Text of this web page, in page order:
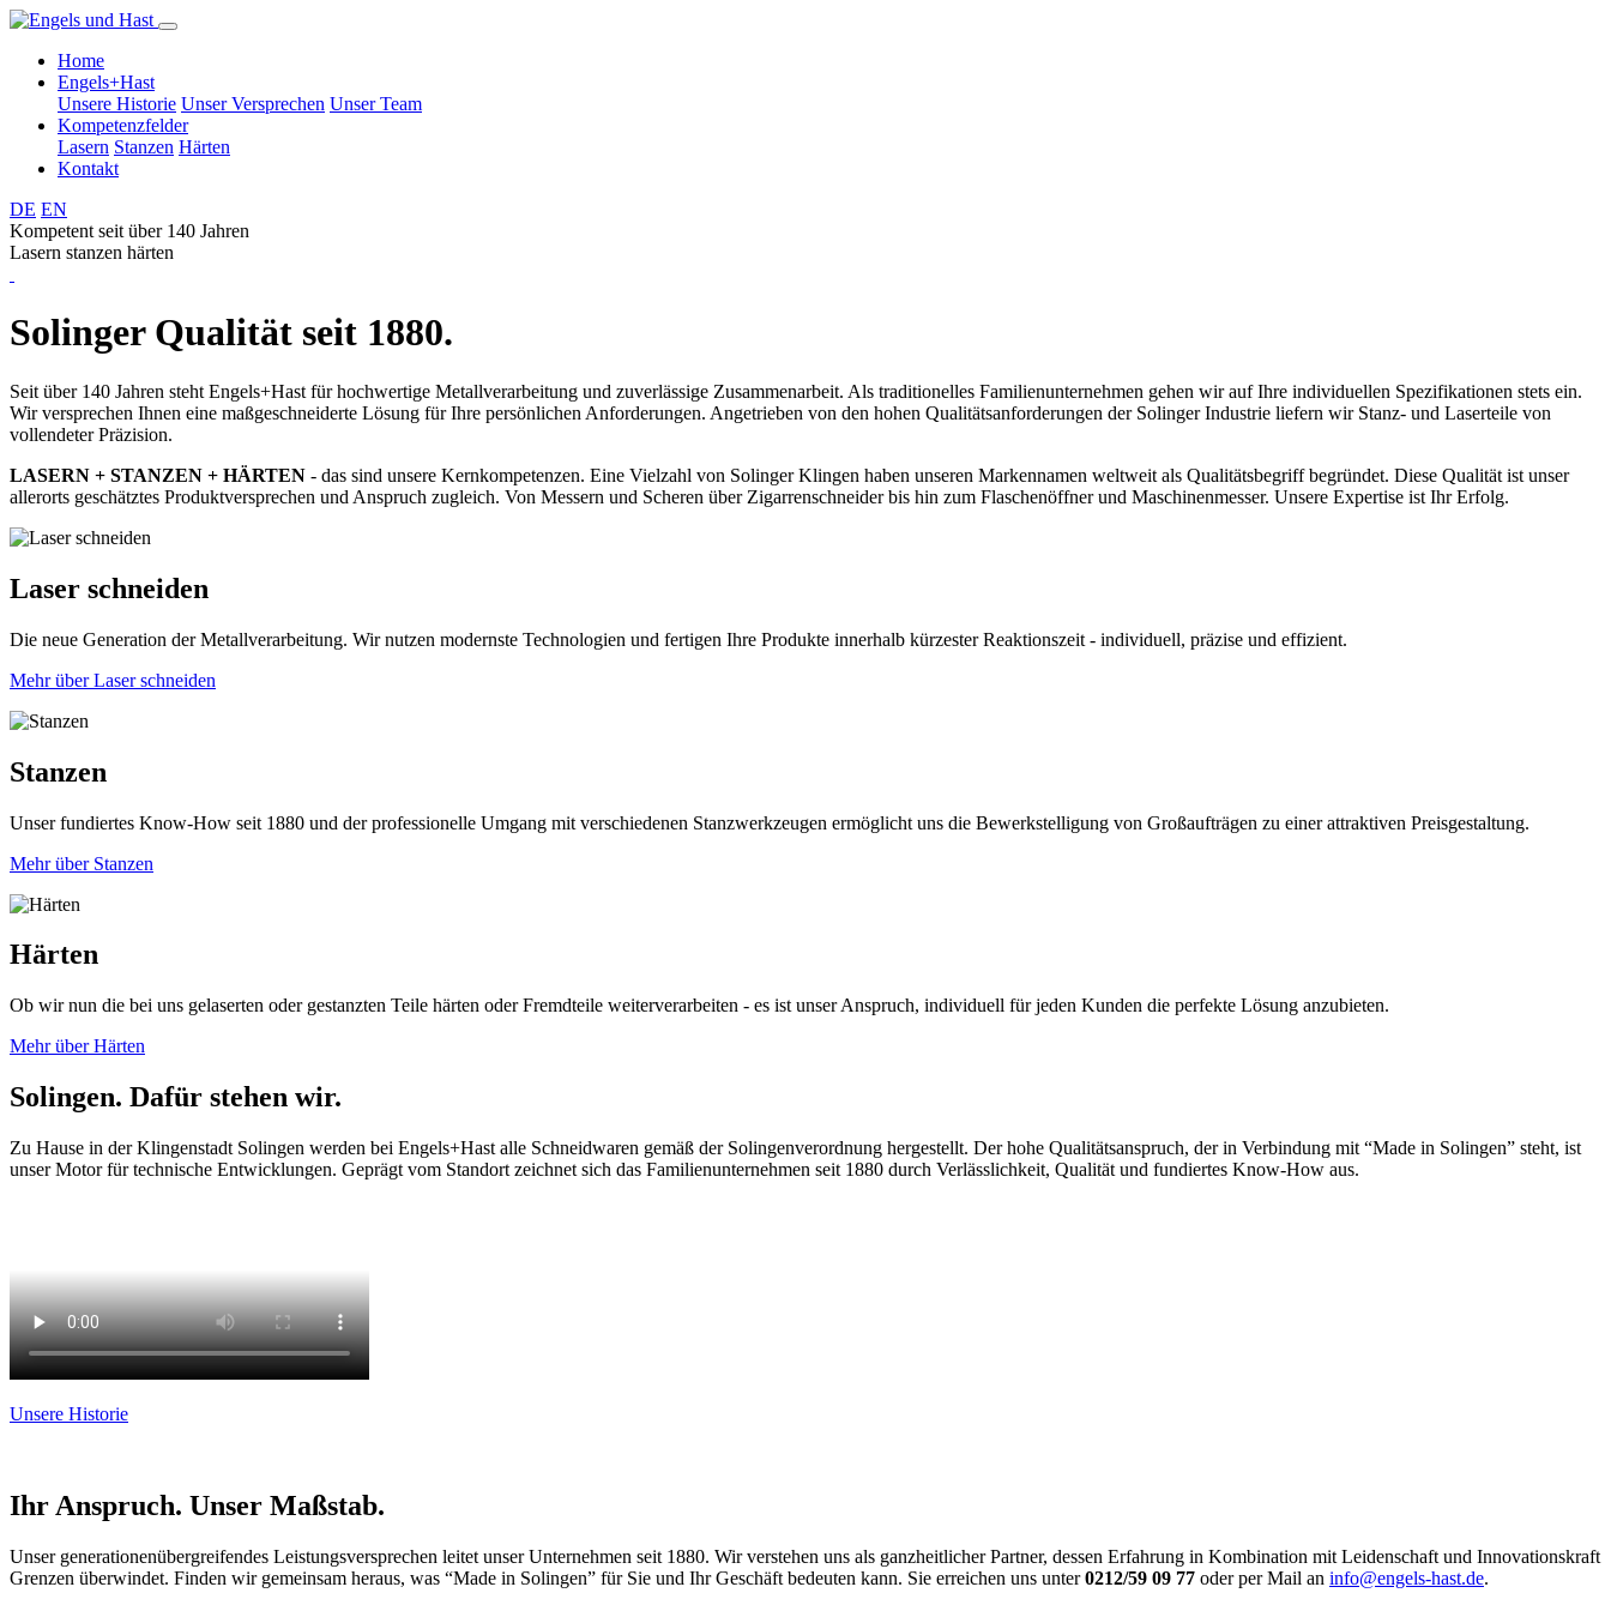
Home
Engels+Hast
Unsere Historie Unser Versprechen Unser Team
Kompetenzfelder
Lasern Stanzen Härten
Kontakt
DE EN
Kompetent seit über 140 Jahren
Lasern stanzen härten
Solinger Qualität seit 1880.
Seit über 140 Jahren steht Engels+Hast für hochwertige Metallverarbeitung und zuverlässige Zusammenarbeit. Als traditionelles Familienunternehmen gehen wir auf Ihre individuellen Spezifikationen stets ein.
Wir versprechen Ihnen eine maßgeschneiderte Lösung für Ihre persönlichen Anforderungen. Angetrieben von den hohen Qualitätsanforderungen der Solinger Industrie liefern wir Stanz- und Laserteile von
vollendeter Präzision.
LASERN + STANZEN + HÄRTEN - das sind unsere Kernkompetenzen. Eine Vielzahl von Solinger Klingen haben unseren Markennamen weltweit als Qualitätsbegriff begründet. Diese Qualität ist unser
allerorts geschätztes Produktversprechen und Anspruch zugleich. Von Messern und Scheren über Zigarrenschneider bis hin zum Flaschenöffner und Maschinenmesser. Unsere Expertise ist Ihr Erfolg.
Laser schneiden
Die neue Generation der Metallverarbeitung. Wir nutzen modernste Technologien und fertigen Ihre Produkte innerhalb kürzester Reaktionszeit - individuell, präzise und effizient.
Mehr über Laser schneiden
Stanzen
Unser fundiertes Know-How seit 1880 und der professionelle Umgang mit verschiedenen Stanzwerkzeugen ermöglicht uns die Bewerkstelligung von Großaufträgen zu einer attraktiven Preisgestaltung.
Mehr über Stanzen
Härten
Ob wir nun die bei uns gelaserten oder gestanzten Teile härten oder Fremdteile weiterverarbeiten - es ist unser Anspruch, individuell für jeden Kunden die perfekte Lösung anzubieten.
Mehr über Härten
Solingen. Dafür stehen wir.
Zu Hause in der Klingenstadt Solingen werden bei Engels+Hast alle Schneidwaren gemäß der Solingenverordnung hergestellt. Der hohe Qualitätsanspruch, der in Verbindung mit “Made in Solingen” steht, ist
unser Motor für technische Entwicklungen. Geprägt vom Standort zeichnet sich das Familienunternehmen seit 1880 durch Verlässlichkeit, Qualität und fundiertes Know-How aus.
Unsere Historie
Ihr Anspruch. Unser Maßstab.
Unser generationenübergreifendes Leistungsversprechen leitet unser Unternehmen seit 1880. Wir verstehen uns als ganzheitlicher Partner, dessen Erfahrung in Kombination mit Leidenschaft und Innovationskraft
Grenzen überwindet. Finden wir gemeinsam heraus, was “Made in Solingen” für Sie und Ihr Geschäft bedeuten kann. Sie erreichen uns unter0212/59 09 77 oder per Mail an info@engels-hast.de.